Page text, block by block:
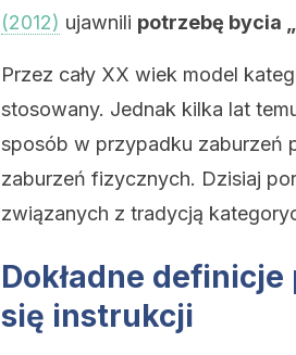
(2012) ujawnili potrzebę bycia
Przez cały XX wiek model
stosowany. Jednak kilka lat
sposób w przypadku zaburzeń
zaburzeń fizycznych. Dzisiaj
związanych z tradycją
Dokładne
się instrukcji